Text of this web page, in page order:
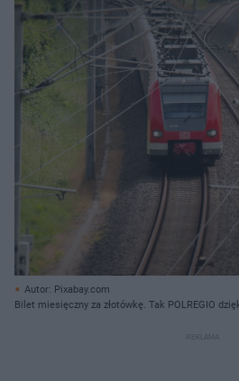
Autor: Pixabay.com
Bilet miesięczny za złotówkę. Tak POLREGIO